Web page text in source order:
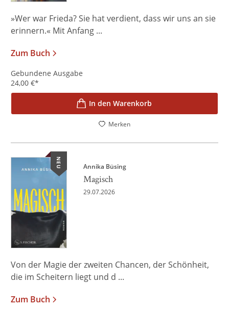
»Wer war Frieda? Sie hat verdient, dass wir uns an sie
erinnern.« Mit Anfang ...
Zum Buch
Gebundene Ausgabe
24,00 €*
In den Warenkorb
Merken
NEU Annika Büsing
Magisch
29.07.2026
Von der Magie der zweiten Chancen, der Schönheit,
die im Scheitern liegt und d ...
Zum Buch